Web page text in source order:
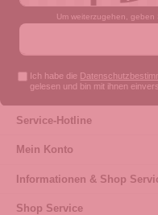
Um weiterzugehen,
Ich habe die
gelesen und bin mit ihnen
Service-Hotline
Mein Konto
Informationen & Shop
Shop Service